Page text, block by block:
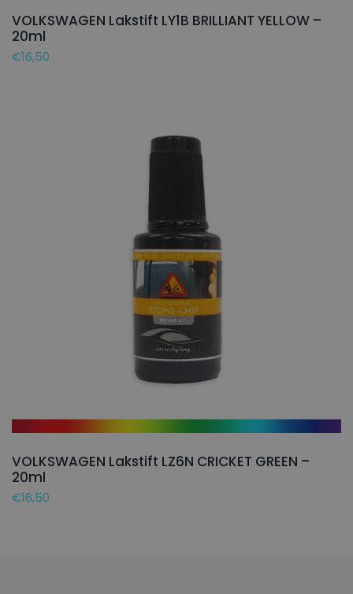
VOLKSWAGEN Lakstift LY1B BRILLIANT YELLOW –
20ml
€16,50
VOLKSWAGEN Lakstift LZ6N CRICKET GREEN –
20ml
€16,50